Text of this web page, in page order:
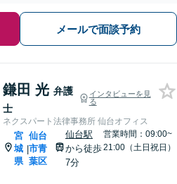
メールで面談予約
鎌田 光 弁護
士
インタビューを見
る
ネクスパート法律事務所 仙台オフィス
宮
城
県
|
仙台
市青
葉区
仙台駅
から徒歩
7分
営業時間：09:00~
21:00（土日祝日）